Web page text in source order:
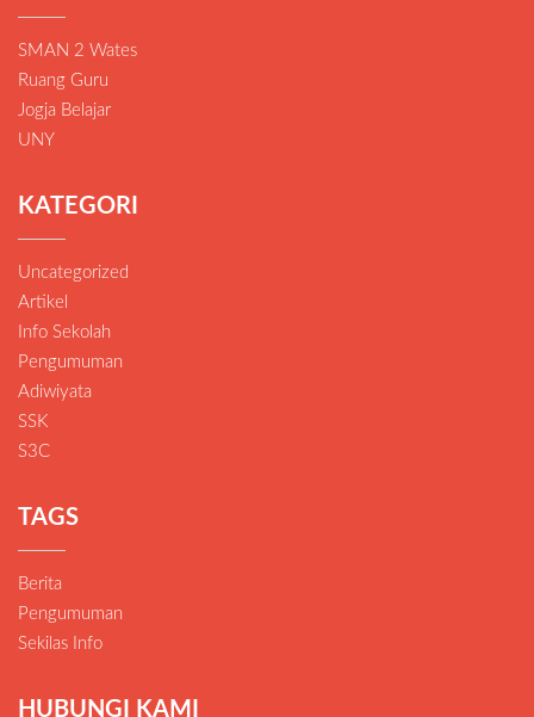
SMAN 2 Wates
Ruang Guru
Jogja Belajar
UNY
KATEGORI
Uncategorized
Artikel
Info Sekolah
Pengumuman
Adiwiyata
SSK
S3C
TAGS
Berita
Pengumuman
Sekilas Info
HUBUNGI KAMI